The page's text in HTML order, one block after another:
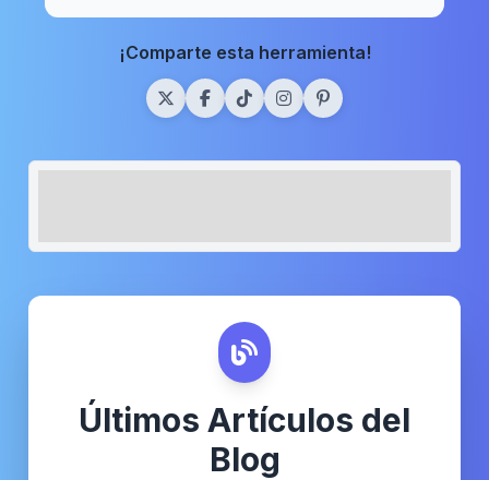
¡Comparte esta herramienta!
Últimos Artículos del
Blog